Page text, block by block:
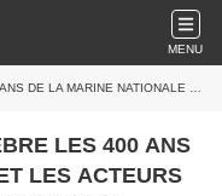
MENU
LES ACTEURS DE L'OPERATION "ARIEL" - 18 juin 2026
LES 400 ANS